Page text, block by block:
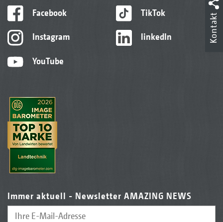
Facebook
Instagram
YouTube
TikTok
linkedIn
Immer aktuell - Newsletter AMAZING NEWS
Kontakt